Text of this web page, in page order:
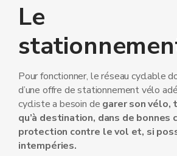
Le
Pour fonctionner, le réseau cyclable
d’une offre de stationnement vélo
cycliste a besoin de garer son vélo,
qu’à destination, dans de bonnes
protection contre le vol et, si
intempéries.